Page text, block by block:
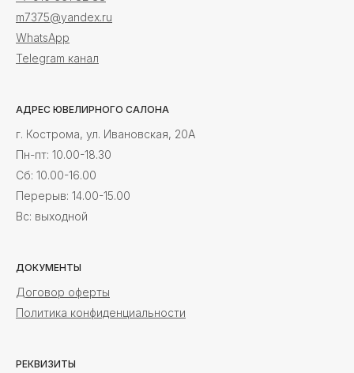
m7375@yandex.ru
WhatsApp
Telegram канал
АДРЕС ЮВЕЛИРНОГО САЛОНА
г. Кострома, ул. Ивановская, 20А
Пн-пт: 10.00-18.30
Cб: 10.00-16.00
Перерыв: 14.00-15.00
Вс: выходной
ДОКУМЕНТЫ
Договор оферты
Политика конфиденциальности
РЕКВИЗИТЫ